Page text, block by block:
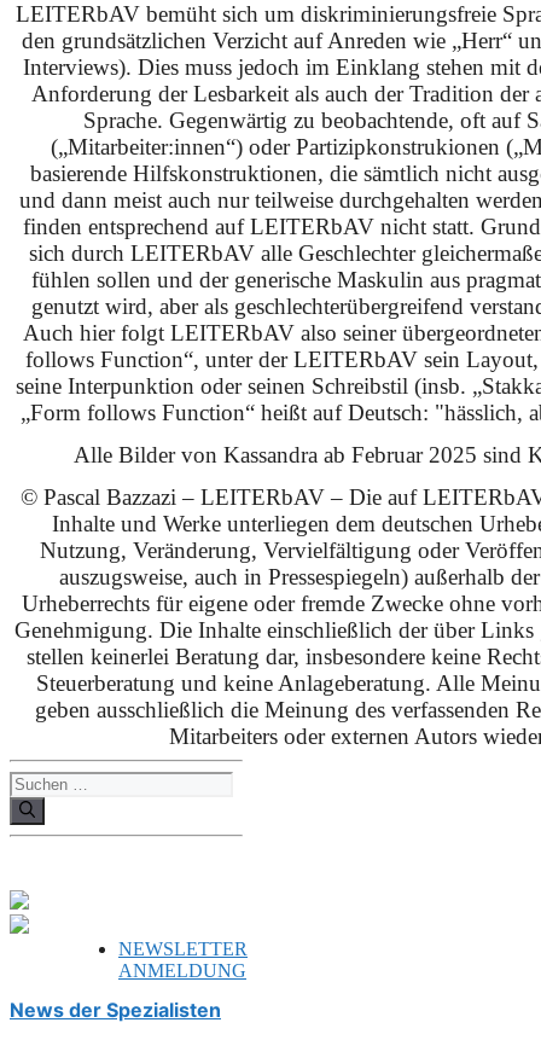
LEITERbAV bemüht sich um diskriminierungsfreie
den grundsätzlichen Verzicht auf Anreden wie „Herr“
Interviews). Dies muss jedoch im Einklang stehen mit
Anforderung der Lesbarkeit als auch der Tradition der
Sprache. Gegenwärtig zu beobachtende, oft auf
(„Mitarbeiter:innen“) oder Partizipkonstrukionen
basierende Hilfskonstruktionen, die sämtlich nicht
und dann meist auch nur teilweise durchgehalten
finden entsprechend auf LEITERbAV nicht statt.
sich durch LEITERbAV alle Geschlechter
fühlen sollen und der generische Maskulin aus
genutzt wird, aber als geschlechterübergreifend
Auch hier folgt LEITERbAV also seiner
follows Function“, unter der LEITERbAV sein Layout,
seine Interpunktion oder seinen Schreibstil (insb.
„Form follows Function“ heißt auf Deutsch: "hässlich,
Alle Bilder von Kassandra ab Februar 2025 sind
© Pascal Bazzazi – LEITERbAV – Die auf
Inhalte und Werke unterliegen dem deutschen
Nutzung, Veränderung, Vervielfältigung oder
auszugsweise, auch in Pressespiegeln) außerhalb
Urheberrechts für eigene oder fremde Zwecke ohne
Genehmigung. Die Inhalte einschließlich der über Links
stellen keinerlei Beratung dar, insbesondere keine
Steuerberatung und keine Anlageberatung. Alle
geben ausschließlich die Meinung des verfassenden
Mitarbeiters oder externen Autors
Suchen
nach:
NEWSLETTER
ANMELDUNG
News der Spezialisten